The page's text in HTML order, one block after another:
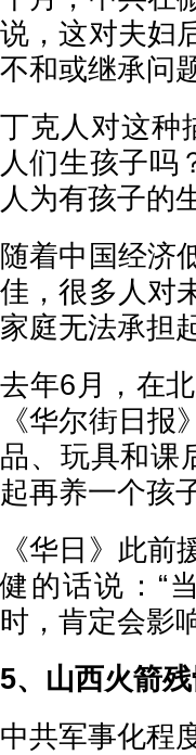
说，这对夫妇
不和或继承问
丁克人对这种
人们生孩子吗
人为有孩子的
随着中国经济
佳，很多人对
家庭无法承担
去年6月，在
《华尔街日
品、玩具和课
起再养一个孩
《华日》此
健的话说：“
时，肯定会影
5、山西火箭
中共军事化程